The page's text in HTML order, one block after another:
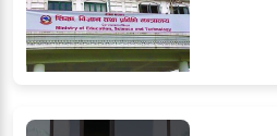
८जुनियरलाई दोहोरो जिम्मेवारी,
मन्त्रालयभित्र असन्तुष्टि